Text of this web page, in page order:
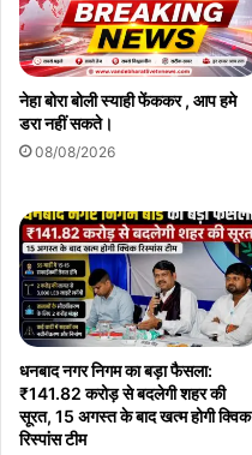
नेहा बोरा बोली स्याही फेंककर , आप हमे
डरा नहीं सकते।
08/08/2026
धनबाद नगर निगम का बड़ा फैसला:
₹141.82 करोड़ से बदलेगी शहर की
सूरत, 15 अगस्त के बाद खत्म होगी क्विक
रिस्पांस टीम